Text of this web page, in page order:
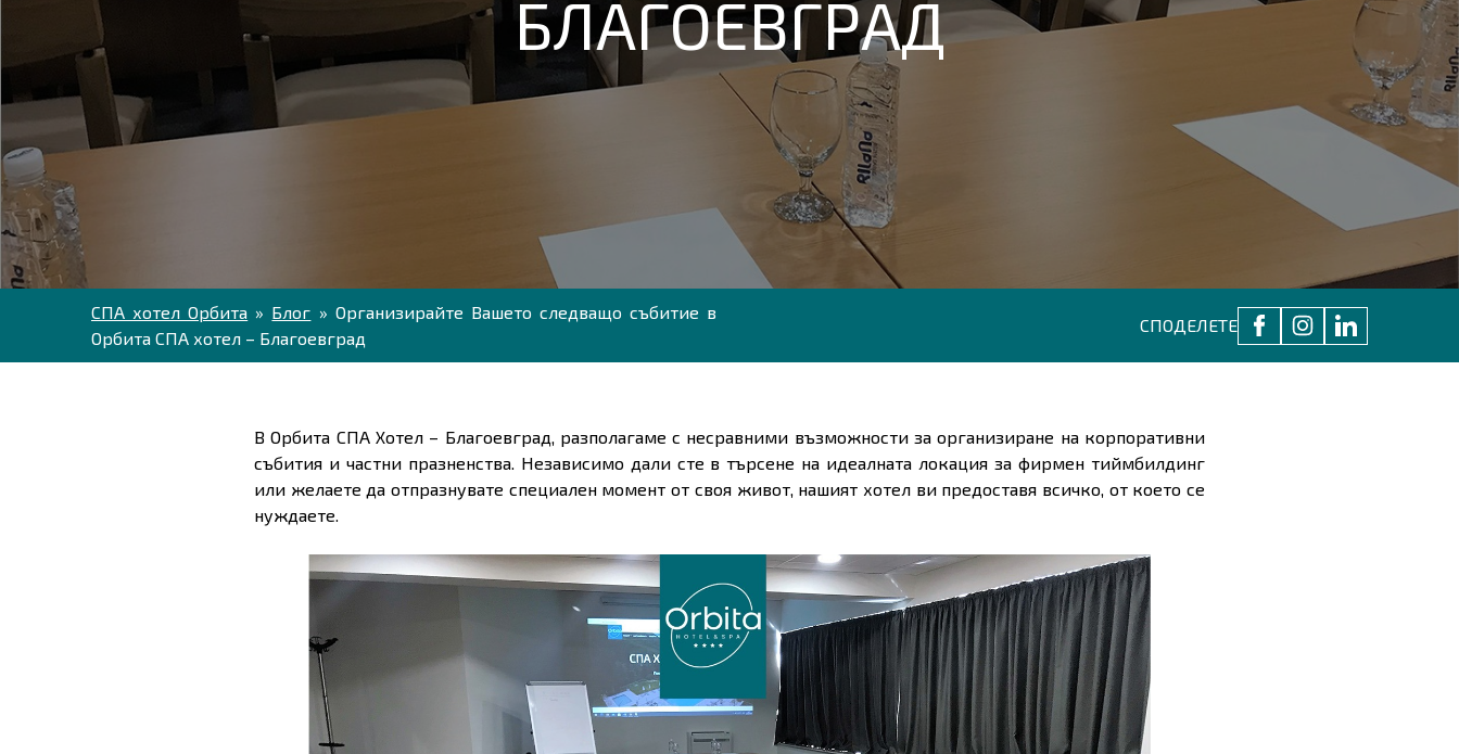
БЛАГОЕВГРАД
СПА хотел Орбита » Блог » Организирайте Вашето следващо събитие в
Орбита СПА хотел – Благоевград
СПОДЕЛЕТЕ
В Орбита СПА Хотел – Благоевград, разполагаме с несравними възможности за организиране на корпоративни
събития и частни празненства. Независимо дали сте в търсене на идеалната локация за фирмен тиймбилдинг
или желаете да отпразнувате специален момент от своя живот, нашият хотел ви предоставя всичко, от което се
нуждаете.